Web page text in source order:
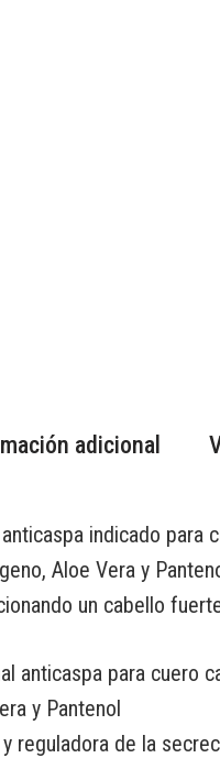
adicional
indicado para
Aloe Vera y
un cabello
anticaspa para cuero
y Pantenol
reguladora de la